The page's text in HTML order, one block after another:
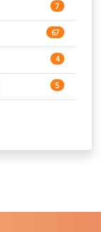
15
219
11
134
7
67
4
5